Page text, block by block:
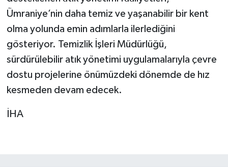
Ümraniye’nin daha temiz ve yaşanabilir bir kent
olma yolunda emin adımlarla ilerlediğini
gösteriyor. Temizlik İşleri Müdürlüğü,
sürdürülebilir atık yönetimi uygulamalarıyla çevre
dostu projelerine önümüzdeki dönemde de hız
kesmeden devam edecek.
İHA